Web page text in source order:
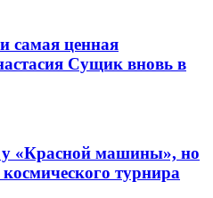
самая ценная
Сущик вновь в
«Красной машины», но
космического турнира